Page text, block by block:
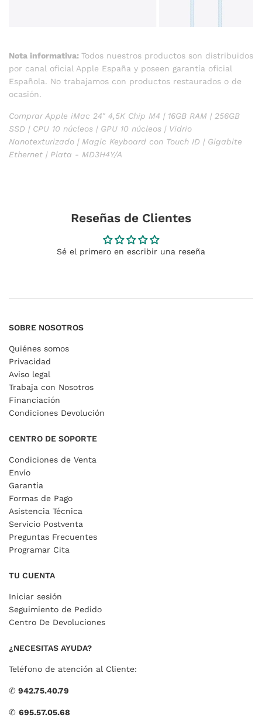
Nota informativa: Todos nuestros productos son distribuidos
por canal oficial Apple España y poseen garantía oficial
Española. No trabajamos con productos restaurados o de
ocasión.
Comprar Apple iMac 24" 4,5K Chip M4 | 16GB RAM | 256GB
SSD | CPU 10 núcleos | GPU 10 núcleos | Vidrio
Nanotexturizado | Magic Keyboard con Touch ID | Gigabite
Ethernet | Plata - MD3H4Y/A
Reseñas de Clientes
Sé el primero en escribir una reseña
SOBRE NOSOTROS
Quiénes somos
Privacidad
Aviso legal
Trabaja con Nosotros
Financiación
Condiciones Devolución
CENTRO DE SOPORTE
Condiciones de Venta
Envío
Garantía
Formas de Pago
Asistencia Técnica
Servicio Postventa
Preguntas Frecuentes
Programar Cita
TU CUENTA
Iniciar sesión
Seguimiento de Pedido
Centro De Devoluciones
¿NECESITAS AYUDA?
Teléfono de atención al Cliente:
✆ 942.75.40.79
✆ 695.57.05.68